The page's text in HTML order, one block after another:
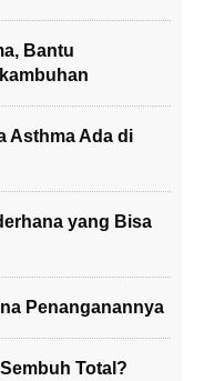
Bantu
Asthma Ada di
yang Bisa
Penanganannya
Total?